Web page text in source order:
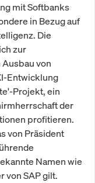
mit Softbanks
in Bezug auf
Die
zur
von
Entwicklung
Projekt, ein
der
profitieren.
von Präsident
Namen wie
von SAP gilt.